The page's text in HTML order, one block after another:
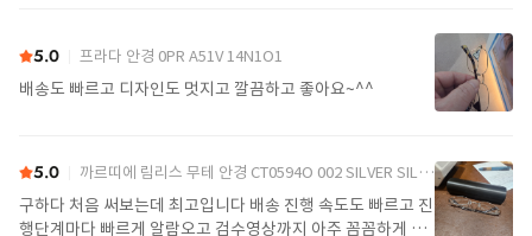
5.0 프라다 안경 0PR A51V 14N1O1
배송도 빠르고 디자인도 멋지고 깔끔하고 좋아요~^^
5.0 까르띠에 림리스 무테 안경 CT0594O 002 SILVER SILVER TRANSPARENT
구하다 처음 써보는데 최고입니다 배송 진행 속도도 빠르고 진
행단계마다 빠르게 알람오고 검수영상까지 아주 꼼꼼하게 찍